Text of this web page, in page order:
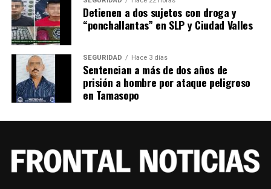
Detienen a dos sujetos con droga y
“ponchallantas” en SLP y Ciudad Valles
SEGURIDAD Hace 3 días
Sentencian a más de dos años de
prisión a hombre por ataque peligroso
en Tamasopo